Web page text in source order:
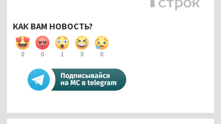
КАК ВАМ НОВОСТЬ?
0 0 1 0 0